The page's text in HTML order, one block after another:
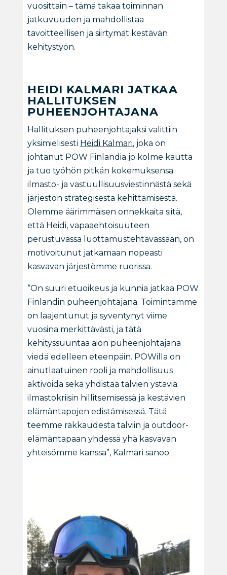
vuosittain – tämä takaa toiminnan
jatkuvuuden ja mahdollistaa
tavoitteellisen ja siirtymät kestävän
kehitystyön.
HEIDI KALMARI JATKAA
HALLITUKSEN
PUHEENJOHTAJANA
Hallituksen puheenjohtajaksi valittiin
yksimielisesti Heidi Kalmari, joka on
johtanut POW Finlandia jo kolme kautta
ja tuo työhön pitkän kokemuksensa
ilmasto- ja vastuullisuusviestinnästä sekä
järjestön strategisesta kehittämisestä.
Olemme äärimmäisen onnekkaita siitä,
että Heidi, vapaaehtoisuuteen
perustuvassa luottamustehtävässään, on
motivoitunut jatkamaan nopeasti
kasvavan järjestömme ruorissa.
“On suuri etuoikeus ja kunnia jatkaa POW
Finlandin puheenjohtajana. Toimintamme
on laajentunut ja syventynyt viime
vuosina merkittävästi, ja tätä
kehityssuuntaa aion puheenjohtajana
viedä edelleen eteenpäin. POWilla on
ainutlaatuinen rooli ja mahdollisuus
aktivoida sekä yhdistää talvien ystäviä
ilmastokriisin hillitsemisessä ja kestävien
elämäntapojen edistämisessä. Tätä
teemme rakkaudesta talviin ja outdoor-
elämäntapaan yhdessä yhä kasvavan
yhteisömme kanssa”, Kalmari sanoo.